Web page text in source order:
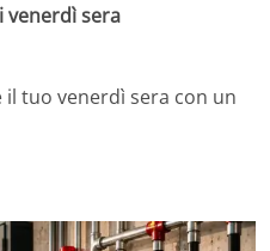
venerdì sera
tuo venerdì sera con un